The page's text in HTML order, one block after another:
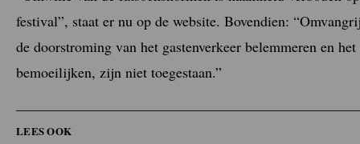
festival”, staat er nu op de website. Bovendien:
de doorstroming van het gastenverkeer belemmeren en
bemoeilijken, zijn niet toegestaan.”
LEES OOK